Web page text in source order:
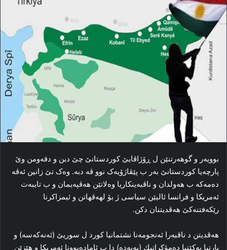
بوویه‌ر و گوھەرتنێن ل ڕۆژاڤایێ کوردستانێ چێ دبن و دقەومن وێ
پارچەیا كوردستانێ به‌ر ب پێڤاژۆیه‌ک نوو ڤه‌ دبه‌. وه‌ک تێ زانین ئه‌ڤه‌
ده‌مه‌که‌ ب هه‌ولدان و ناڤبەینكاریا وه‌لاتێن هه‌ڤپه‌یمان و ب تایبه‌ت
ئەمریكا و فرانسا ئالیێن سیاسی ژ بۆ لھەڤھاتن و ئیمزاكرنا
رێكەفتنەكێ هه‌ڤدیتنان دکن.
هه‌ڤدیتن د ناڤبه‌را ئەنجومەنا نشتمانیا كورد ل سوریێ (ئەنەكەسە) و
پارتیا یەكێتیا دەمۆكراتیك (پەیەدە) دا‌ ب ئاماده‌بوونا ئەمریكا و ھێزێن